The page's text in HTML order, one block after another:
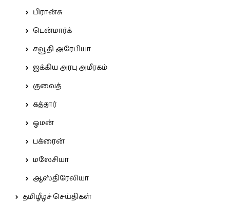
பிரான்சு
டென்மார்க்
சவூதி அரேபியா
ஐக்கிய அரபு அமீரகம்
குவைத்
கத்தார்
ஓமன்
பக்ரைன்
மலேசியா
ஆஸ்திரேலியா
தமிழீழச் செய்திகள்